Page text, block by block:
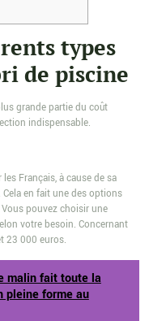
types
de piscine
grande partie du coût
indispensable.
Français, à cause de sa
en fait une des options
pouvez choisir une
votre besoin. Concernant
23 000 euros.
malin fait toute la
pleine forme au